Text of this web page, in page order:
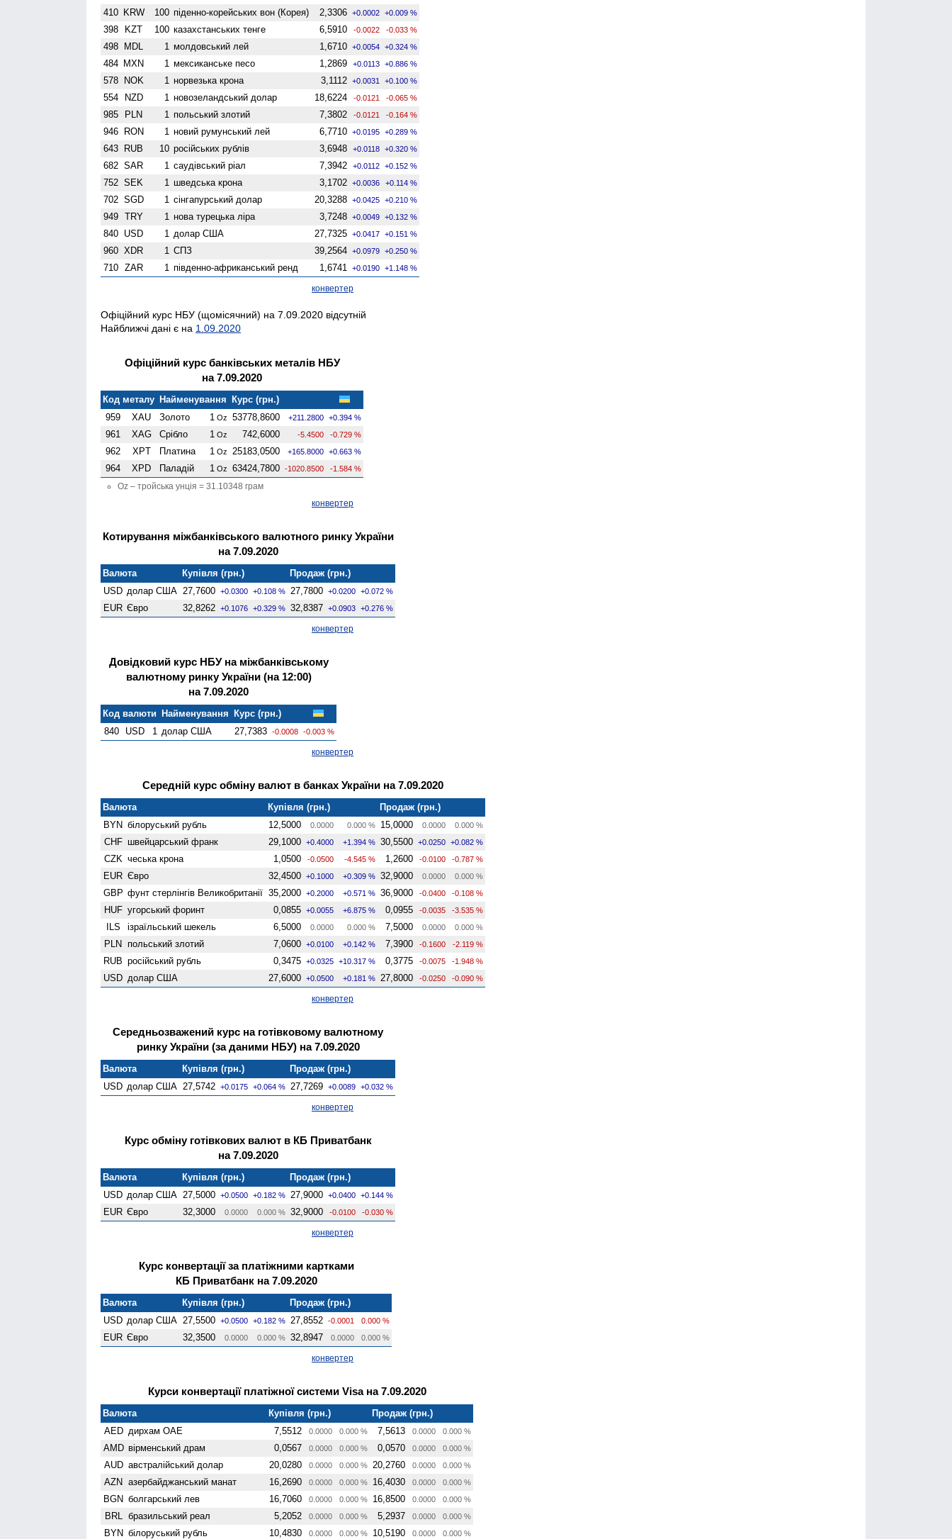
410 KRW 100 піденно-корейських вон (Корея) 2,3306 +0.0002 +0.009 %
398 KZT 100 казахстанських тенге 6,5910 -0.0022 -0.033 %
498 MDL 1 молдовський лей 1,6710 +0.0054 +0.324 %
484 MXN 1 мексиканське песо 1,2869 +0.0113 +0.886 %
578 NOK 1 норвезька крона 3,1112 +0.0031 +0.100 %
554 NZD 1 ново­зеландський долар 18,6224 -0.0121 -0.065 %
985 PLN 1 польський злотий 7,3802 -0.0121 -0.164 %
946 RON 1 новий румунський лей 6,7710 +0.0195 +0.289 %
643 RUB 10 російських рублів 3,6948 +0.0118 +0.320 %
682 SAR 1 саудівський ріал 7,3942 +0.0112 +0.152 %
752 SEK 1 шведська крона 3,1702 +0.0036 +0.114 %
702 SGD 1 сінгапурський долар 20,3288 +0.0425 +0.210 %
949 TRY 1 нова турецька ліра 3,7248 +0.0049 +0.132 %
840 USD 1 долар США 27,7325 +0.0417 +0.151 %
960 XDR 1 СПЗ 39,2564 +0.0979 +0.250 %
710 ZAR 1 південно-африканський ренд 1,6741 +0.0190 +1.148 %
конвертер
Офіційний курс НБУ (щомісячний) на 7.09.2020 відсутній
Найближчі дані є на 1.09.2020
Офіційний курс банківських металів НБУ
на 7.09.2020
Код металу Найменування Курс (грн.)
959
XAU Золото 1 Oz 53778,8600 +211.2800 +0.394 %
961 XAG Срібло 1 Oz 742,6000 -5.4500 -0.729 %
962 XPT Платина 1 Oz 25183,0500 +165.8000 +0.663 %
964 XPD Паладій 1 Oz 63424,7800 -1020.8500 -1.584 %
Oz – тройська унція = 31.10348 грам
конвертер
Котирування міжбанківського валютного ринку України
на 7.09.2020
Валюта Купівля (грн.)
Продаж (грн.)
USD долар США 27,7600 +0.0300 +0.108 % 27,7800 +0.0200 +0.072 %
EUR Євро 32,8262 +0.1076 +0.329 % 32,8387 +0.0903 +0.276 %
конвертер
Довідковий курс НБУ на міжбанківському
валютному ринку України (на 12:00)
на 7.09.2020
Код валюти Найменування Курс (грн.)
840
USD 1 долар США 27,7383 -0.0008 -0.003 %
конвертер
Середній курс обміну валют в банках України на 7.09.2020
Валюта Купівля (грн.)
Продаж (грн.)
BYN білоруський рубль 12,5000 0.0000 0.000 % 15,0000 0.0000 0.000 %
CHF швейцарський франк 29,1000 +0.4000 +1.394 % 30,5500 +0.0250 +0.082 %
CZK чеська крона 1,0500 -0.0500 -4.545 % 1,2600 -0.0100 -0.787 %
EUR Євро 32,4500 +0.1000 +0.309 % 32,9000 0.0000 0.000 %
GBP фунт стерлінгів Велико­британії 35,2000 +0.2000 +0.571 % 36,9000 -0.0400 -0.108 %
HUF угорський форинт 0,0855 +0.0055 +6.875 % 0,0955 -0.0035 -3.535 %
ILS ізраїльський шекель 6,5000 0.0000 0.000 % 7,5000 0.0000 0.000 %
PLN польський злотий 7,0600 +0.0100 +0.142 % 7,3900 -0.1600 -2.119 %
RUB російський рубль 0,3475 +0.0325 +10.317 % 0,3775 -0.0075 -1.948 %
USD долар США 27,6000 +0.0500 +0.181 % 27,8000 -0.0250 -0.090 %
конвертер
Середньозважений курс на готівковому валютному
ринку України (за даними НБУ) на 7.09.2020
Валюта Купівля (грн.)
Продаж (грн.)
USD долар США 27,5742 +0.0175 +0.064 % 27,7269 +0.0089 +0.032 %
конвертер
Курс обміну готівкових валют в КБ Приватбанк
на 7.09.2020
Валюта Купівля (грн.)
Продаж (грн.)
USD долар США 27,5000 +0.0500 +0.182 % 27,9000 +0.0400 +0.144 %
EUR Євро 32,3000 0.0000 0.000 % 32,9000 -0.0100 -0.030 %
конвертер
Курс конвертації за платіжними картками
КБ Приватбанк на 7.09.2020
Валюта Купівля (грн.)
Продаж (грн.)
USD долар США 27,5500 +0.0500 +0.182 % 27,8552 -0.0001 0.000 %
EUR Євро 32,3500 0.0000 0.000 % 32,8947 0.0000 0.000 %
конвертер
Курси конвертації платіжної системи Visa на 7.09.2020
Валюта Купівля (грн.)
Продаж (грн.)
AED дирхам ОАЕ 7,5512 0.0000 0.000 % 7,5613 0.0000 0.000 %
AMD вiрменський драм 0,0567 0.0000 0.000 % 0,0570 0.0000 0.000 %
AUD австралійський долар 20,0280 0.0000 0.000 % 20,2760 0.0000 0.000 %
AZN азербайджанський манат 16,2690 0.0000 0.000 % 16,4030 0.0000 0.000 %
BGN болгарський лев 16,7060 0.0000 0.000 % 16,8500 0.0000 0.000 %
BRL бразильський реал 5,2052 0.0000 0.000 % 5,2937 0.0000 0.000 %
BYN білоруський рубль 10,4830 0.0000 0.000 % 10,5190 0.0000 0.000 %